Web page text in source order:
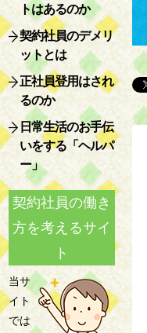
トはあるのか
契約社員のデメリ
ットとは
正社員登用はされ
るのか
日常生活のお手伝
いをする「ヘルパ
ー」
契約社員の働き
方を考えるサイ
ト
当サ
イト
では